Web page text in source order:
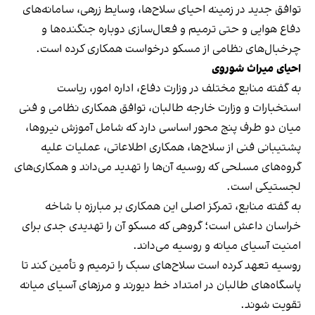
توافق جدید در زمینه احیای سلاح‌ها، وسایط زرهی، سامانه‌های
دفاع هوایی و حتی ترمیم و فعال‌سازی دوباره جنگنده‌ها و
چرخبال‌های نظامی از مسکو درخواست همکاری کرده است.
احیای میراث شوروی
به گفته منابع مختلف در وزارت دفاع، اداره امور، ریاست
استخبارات و وزارت خارجه طالبان، توافق همکاری نظامی و فنی
میان دو طرف پنج محور اساسی دارد که شامل آموزش نیروها،
پشتیبانی فنی از سلاح‌ها، همکاری اطلاعاتی، عملیات علیه
گروه‌های مسلحی که روسیه آن‌ها را تهدید می‌داند و همکاری‌های
لجستیکی است.
به گفته منابع، تمرکز اصلی این همکاری بر مبارزه با شاخه
خراسان داعش است؛ گروهی که مسکو آن را تهدیدی جدی برای
امنیت آسیای میانه و روسیه می‌داند.
روسیه تعهد کرده است سلاح‌های سبک را ترمیم و تأمین کند تا
پاسگاه‌های طالبان در امتداد خط دیورند و مرزهای آسیای میانه
تقویت شوند.